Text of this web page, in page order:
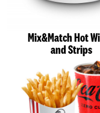
Mix&Match Hot
and Strips